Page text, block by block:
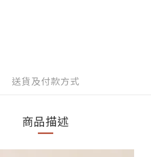
送貨及付款方式
商品描述